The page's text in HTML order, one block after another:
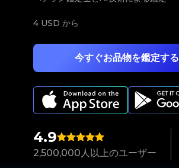
4.9
2,500,000人以上のユーザー
今すぐお品物を鑑定する
4 USD から